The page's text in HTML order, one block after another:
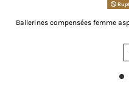
Ballerines compensées femme